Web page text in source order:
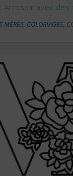
Arrosoir avec des
MÈRES, COLORIAGES,